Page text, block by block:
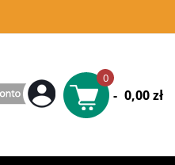
0
- 0,00 zł